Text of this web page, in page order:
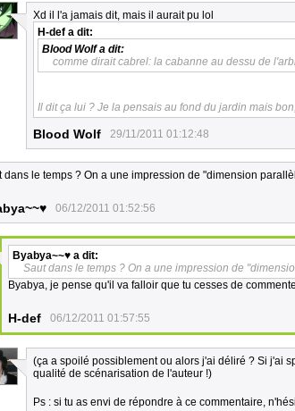
Xd il l'a jamais dit, mais il aurait pu lol
H-def a dit:
Blood Wolfa dit:
comme dirait cabrel: la cabanne au dessu de
Il dit ça lui ? Je la pensais au fond du jardin mais
Blood Wolf 29/11/2011 01:12:48
dans le temps ? On a une impression de "dimension
06/12/2011 01:52:56
Byabya~~♥ a dit:
Saut dans le temps ? On a une impression de
Byabya, je pense qu'il va falloir que tu cesses de
H-def 06/12/2011 01:57:55
(ça a spoilé possiblement ou alors j'ai déliré ? Si j'ai
qualité de scénarisation de l'auteur !)
Ps : si tu as envi de répondre à ce commentaire,